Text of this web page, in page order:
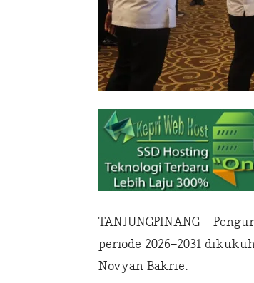
TANJUNGPINANG –
periode 2026–2031
Novyan Bakrie.